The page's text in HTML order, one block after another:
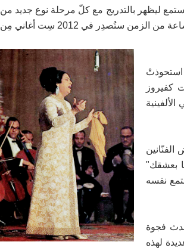
ليظهر بالتدريج مع كلّ مرحلة نوع جديد من
الأغاني أكثر ما سيتغيّر فيه الزمن، فبعد أن غنّت وردة في التسعينات أغنيتها "في يوم وليلة" لساعة من الزمن ستُصدِر في 2012 سِت أغاني مِن
استحوذتْ
كفيروز
الفنّانين
فهي لم تستجبْ سريعاً لهذا النوع من الأغاني عندما غنّت في 2003 "أنا بعشقك"
نفسه
فجوة
لهذه